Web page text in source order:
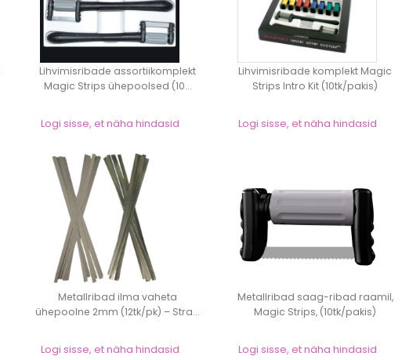
Lihvimisribade assortiikomplekt
Magic Strips ühepoolsed (10...
Logi sisse, et näha hindasid
Lihvimisribade komplekt Magic
Strips Intro Kit (10tk/pakis)
Logi sisse, et näha hindasid
Metallribad ilma vaheta
ühepoolne 2mm (12tk/pk) – Stra...
Logi sisse, et näha hindasid
Metallribad saag-ribad raamil,
Magic Strips, (10tk/pakis)
Logi sisse, et näha hindasid